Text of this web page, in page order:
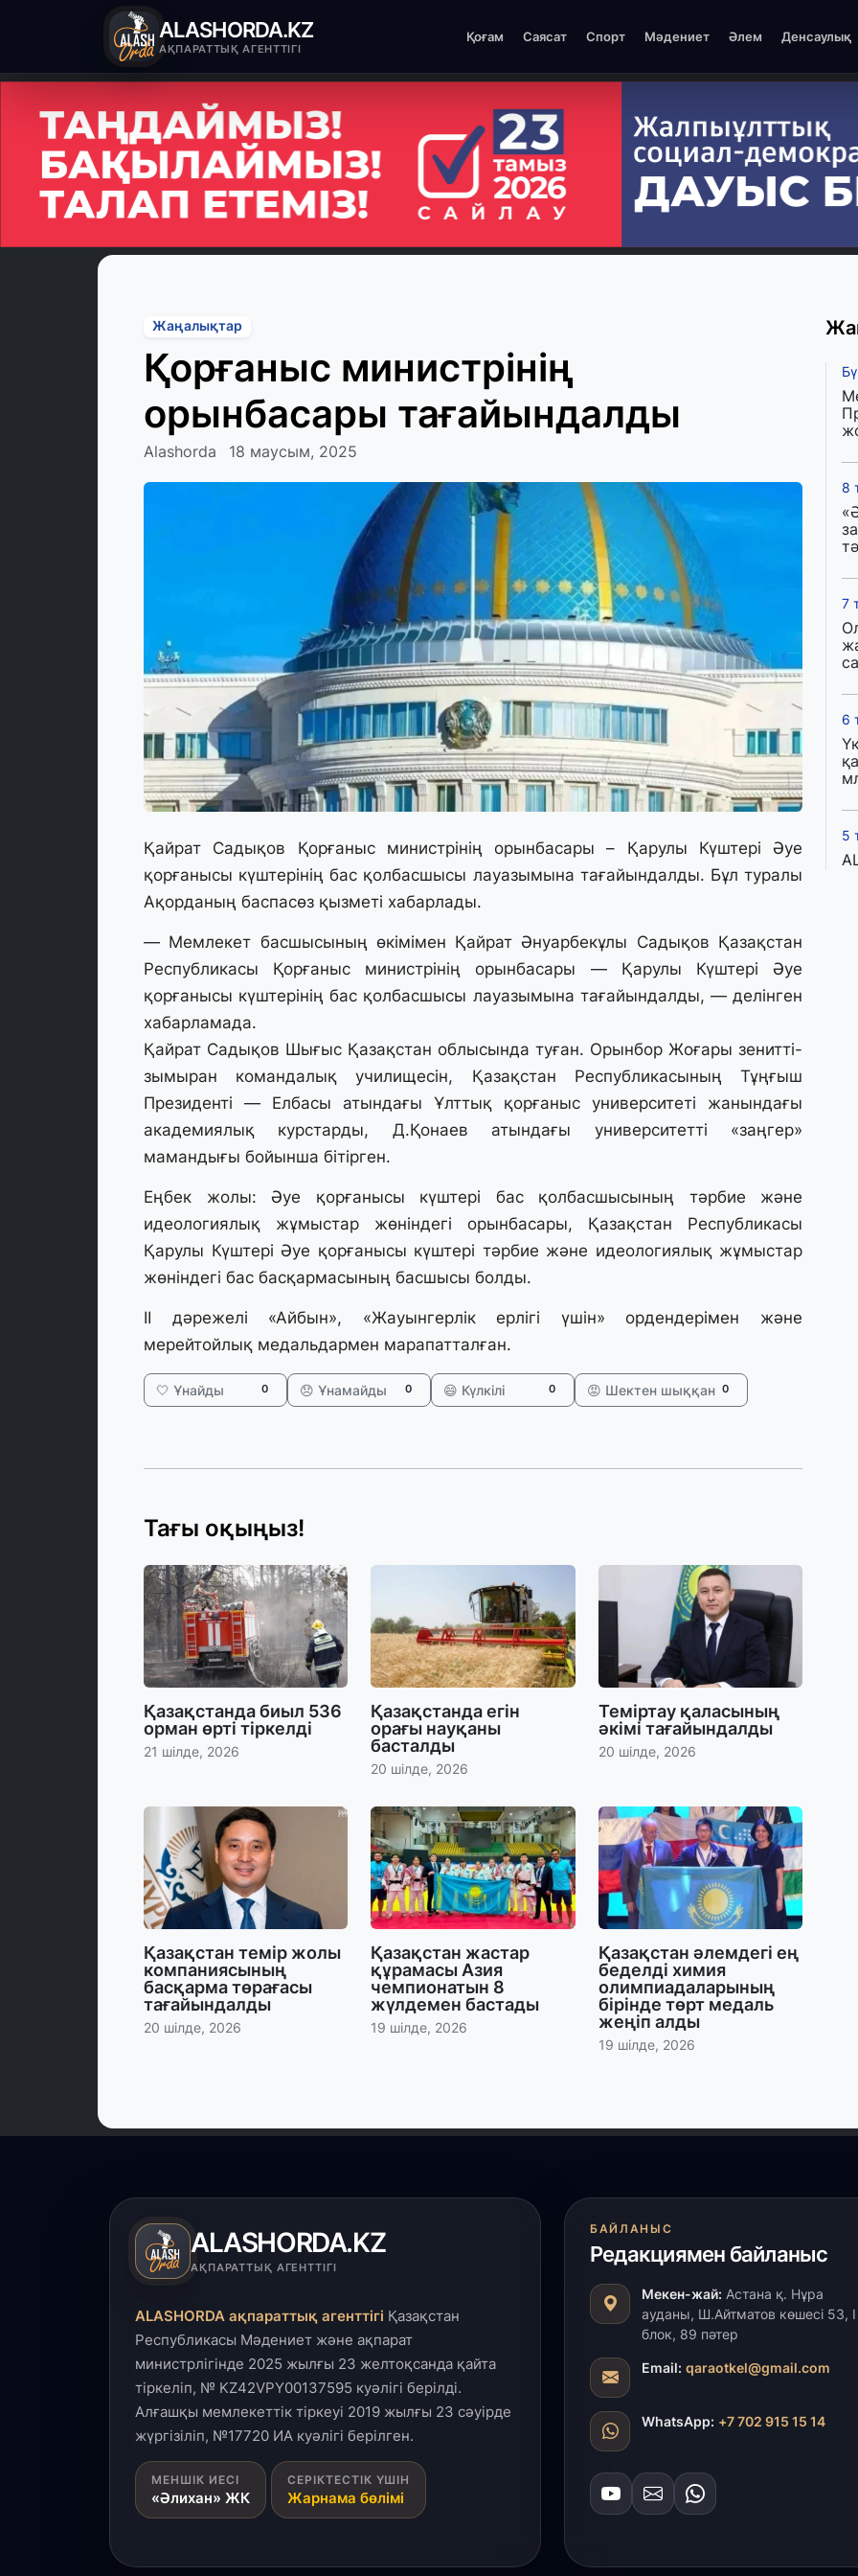
ALASHORDA.KZ
АҚПАРАТТЫҚ АГЕНТТІГІ
Қоғам Саясат Спорт Мәдениет Әлем Денсаулық
Жаңалықтар
Қорғаныс министрінің
орынбасары тағайындалды
Alashorda 18 маусым, 2025
Қайрат Садықов Қорғаныс министрінің орынбасары – Қарулы Күштері Әуе
қорғанысы күштерінің бас қолбасшысы лауазымына тағайындалды. Бұл туралы
Ақорданың баспасөз қызметі хабарлады.
— Мемлекет басшысының өкімімен Қайрат Әнуарбекұлы Садықов Қазақстан
Республикасы Қорғаныс министрінің орынбасары — Қарулы Күштері Әуе
қорғанысы күштерінің бас қолбасшысы лауазымына тағайындалды, — делінген
хабарламада.
Қайрат Садықов Шығыс Қазақстан облысында туған. Орынбор Жоғары зенитті-
зымыран командалық училищесін, Қазақстан Республикасының Тұңғыш
Президенті — Елбасы атындағы Ұлттық қорғаныс университеті жанындағы
академиялық курстарды, Д.Қонаев атындағы университетті «заңгер»
мамандығы бойынша бітірген.
Еңбек жолы: Әуе қорғанысы күштері бас қолбасшысының тәрбие және
идеологиялық жұмыстар жөніндегі орынбасары, Қазақстан Республикасы
Қарулы Күштері Әуе қорғанысы күштері тәрбие және идеологиялық жұмыстар
жөніндегі бас басқармасының басшысы болды.
II дәрежелі «Айбын», «Жауынгерлік ерлігі үшін» ордендерімен және
мерейтойлық медальдармен марапатталған.
🤍 Ұнайды 0 😞 Ұнамайды 0 😄 Күлкілі 0 😡 Шектен шыққан 0
Тағы оқыңыз!
Қазақстанда биыл 536
орман өрті тіркелді
21 шілде, 2026
Қазақстанда егін
орағы науқаны
басталды
20 шілде, 2026
Теміртау қаласының
әкімі тағайындалды
20 шілде, 2026
Қазақстан темір жолы
компаниясының
басқарма төрағасы
тағайындалды
20 шілде, 2026
Қазақстан жастар
құрамасы Азия
чемпионатын 8
жүлдемен бастады
19 шілде, 2026
Қазақстан әлемдегі ең
беделді химия
олимпиадаларының
бірінде төрт медаль
жеңіп алды
19 шілде, 2026
8
7
6
5
ALASHORDA.KZ
АҚПАРАТТЫҚ АГЕНТТІГІ
ALASHORDA ақпараттық агенттігі Қазақстан
Республикасы Мәдениет және ақпарат
министрлігінде 2025 жылғы 23 желтоқсанда қайта
тіркеліп, № KZ42VPY00137595 куәлігі берілді.
Алғашқы мемлекеттік тіркеуі 2019 жылғы 23 сәуірде
жүргізіліп, №17720 ИА куәлігі берілген.
МЕНШІК ИЕСІ
«Әлихан» ЖК
СЕРІКТЕСТІК ҮШІН
Жарнама бөлімі
БАЙЛАНЫС
Редакциямен байланыс
Мекен-жай: Астана қ. Нұра
ауданы, Ш.Айтматов көшесі 53, І
блок, 89 пәтер
Email: qaraotkel@gmail.com
WhatsApp: +7 702 915 15 14